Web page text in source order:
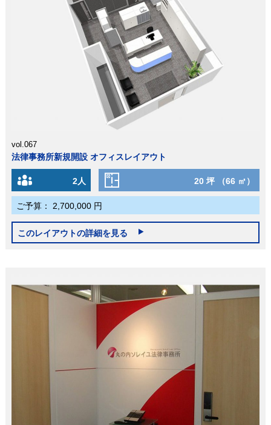
vol.067
法律事務所新規開設 オフィスレイアウト
2人 20 坪 （66 ㎡）
ご予算： 2,700,000 円
このレイアウトの詳細を見る